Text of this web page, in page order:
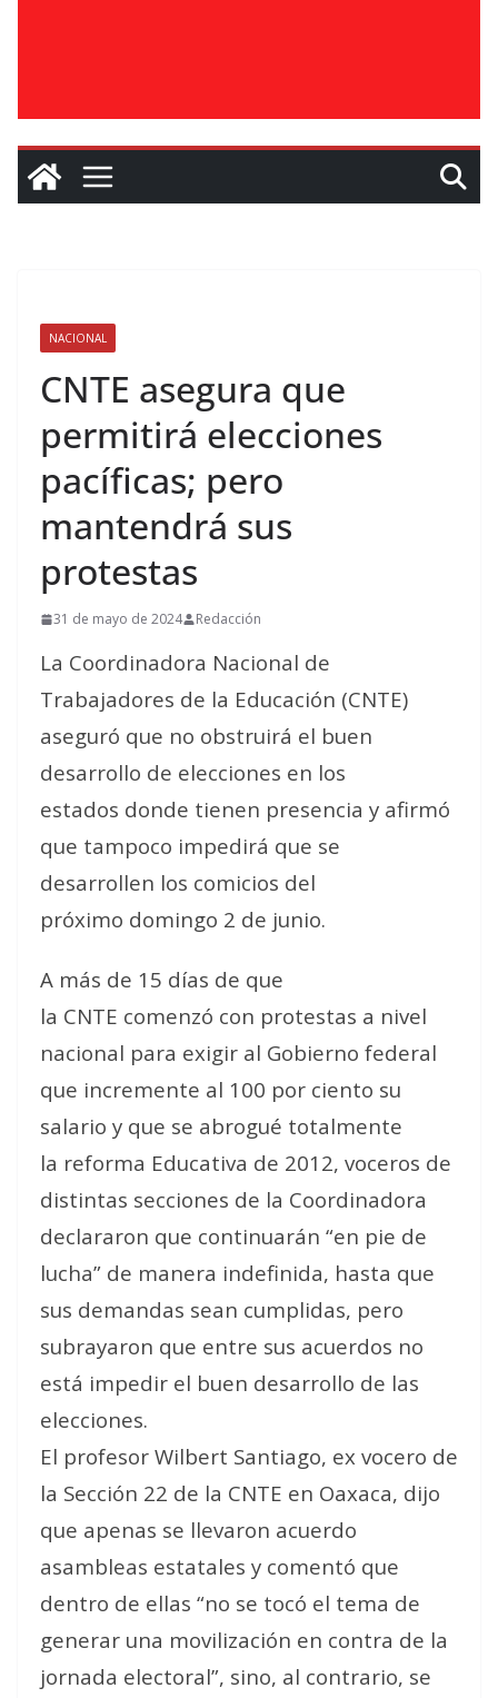
NACIONAL
CNTE asegura que
permitirá elecciones
pacíficas; pero
mantendrá sus
protestas
31 de mayo de 2024 Redacción
La Coordinadora Nacional de
Trabajadores de la Educación (CNTE)
aseguró que no obstruirá el buen
desarrollo de elecciones en los
estados donde tienen presencia y afirmó
que tampoco impedirá que se
desarrollen los comicios del
próximo domingo 2 de junio.
A más de 15 días de que
la CNTE comenzó con protestas a nivel
nacional para exigir al Gobierno federal
que incremente al 100 por ciento su
salario y que se abrogué totalmente
la reforma Educativa de 2012, voceros de
distintas secciones de la Coordinadora
declararon que continuarán “en pie de
lucha” de manera indefinida, hasta que
sus demandas sean cumplidas, pero
subrayaron que entre sus acuerdos no
está impedir el buen desarrollo de las
elecciones.
El profesor Wilbert Santiago, ex vocero de
la Sección 22 de la CNTE en Oaxaca, dijo
que apenas se llevaron acuerdo
asambleas estatales y comentó que
dentro de ellas “no se tocó el tema de
generar una movilización en contra de la
jornada electoral”, sino, al contrario, se